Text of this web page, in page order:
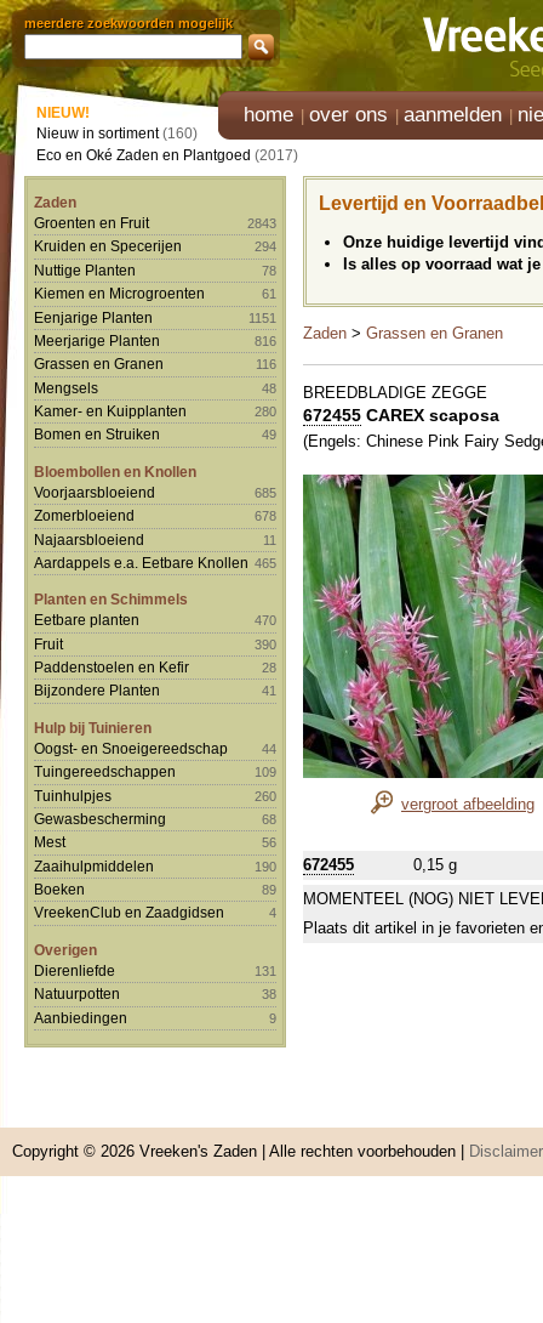
meerdere zoekwoorden mogelijk
home over ons aanmelden
NIEUW!
Nieuw in sortiment(160)
Eco en Oké Zaden en Plantgoed (2017)
Zaden
Groenten en Fruit
2843
Kruiden en Specerijen 294
Nuttige Planten 78
Kiemen en Microgroenten 61
Eenjarige Planten 1151
Meerjarige Planten 816
Grassen en Granen 116
Mengsels 48
Kamer- en Kuipplanten 280
Bomen en Struiken 49
Bloembollen en Knollen
Voorjaarsbloeiend
685
Zomerbloeiend 678
Najaarsbloeiend 11
Aardappels e.a. Eetbare Knollen 465
Planten en Schimmels
Eetbare planten
470
Fruit 390
Paddenstoelen en Kefir 28
Bijzondere Planten 41
Hulp bij Tuinieren
Oogst- en Snoeigereedschap
44
Tuingereedschappen 109
Tuinhulpjes 260
Gewasbescherming 68
Mest 56
Zaaihulpmiddelen 190
Boeken 89
VreekenClub en Zaadgidsen 4
Overigen
Dierenliefde
131
Natuurpotten 38
Aanbiedingen 9
Levertijd en
Onze huidige levertijd
Is alles op voorraad wat
Zaden > Grassen en Granen
BREEDBLADIGE ZEGGE
672455 CAREX scaposa
(Engels: Chinese Pink Fairy
vergroot afbeelding
672455
0,15 g
MOMENTEEL (NOG) NIET
Plaats dit artikel in je favorieten
Copyright © 2026 Vreeken's Zaden | Alle rechten voorbehouden | Disclaimer